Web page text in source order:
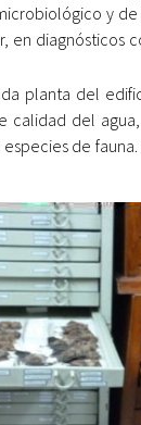
y
planta del
calidad del
de